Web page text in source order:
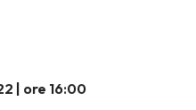
| ore 16:00